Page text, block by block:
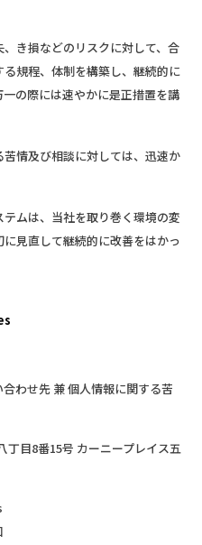
き損などのリスクに対して、合
規程、体制を構築し、継続的に
の際には速やかに是正措置を講
情及び相談に対しては、迅速か
ムは、当社を取り巻く環境の変
見直して継続的に改善をはかっ
わせ先 兼 個人情報に関する苦
丁目8番15号 カーニープレイス五